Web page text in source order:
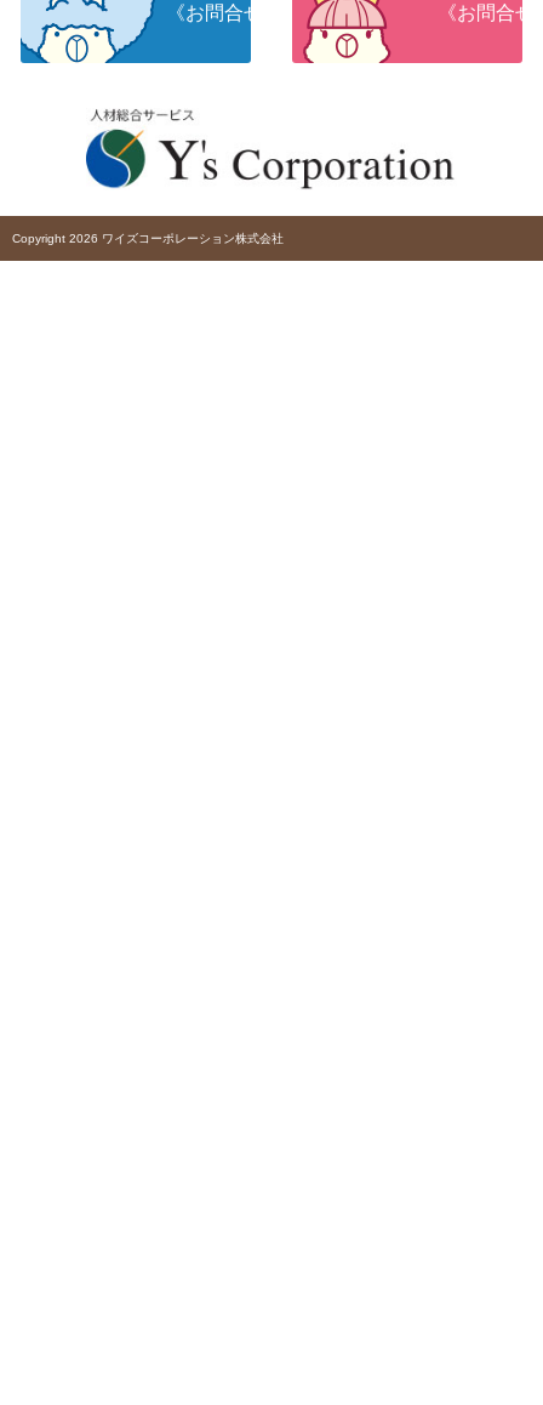
《お問合せ》人材をお探しの企業さま
《お問合
Copyright 2026 ワイズコーポレーション株式会社